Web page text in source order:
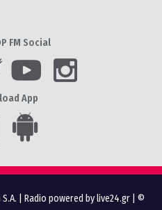
FM Social
App
Radio powered by live24.gr | ©